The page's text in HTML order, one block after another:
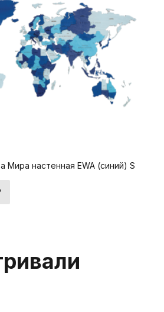
Мира настенная EWA (синий) S